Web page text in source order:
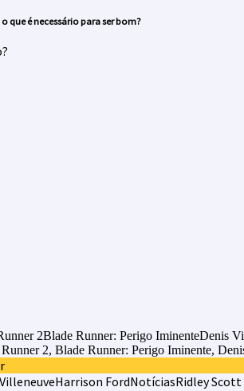
que é necessário para ser bom?
2Blade Runner: Perigo IminenteDenis
2, Blade Runner: Perigo Iminente,
Harrison FordNotíciasRidley Scott